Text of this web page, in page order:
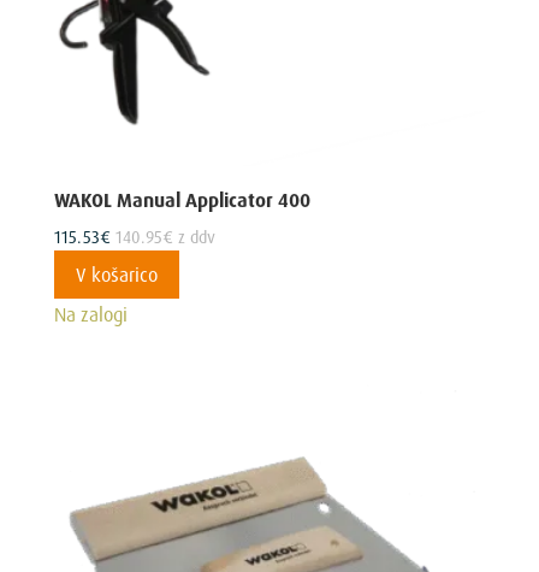
WAKOL Manual Applicator 400
115.53€ 140.95€ z ddv
V košarico
Na zalogi